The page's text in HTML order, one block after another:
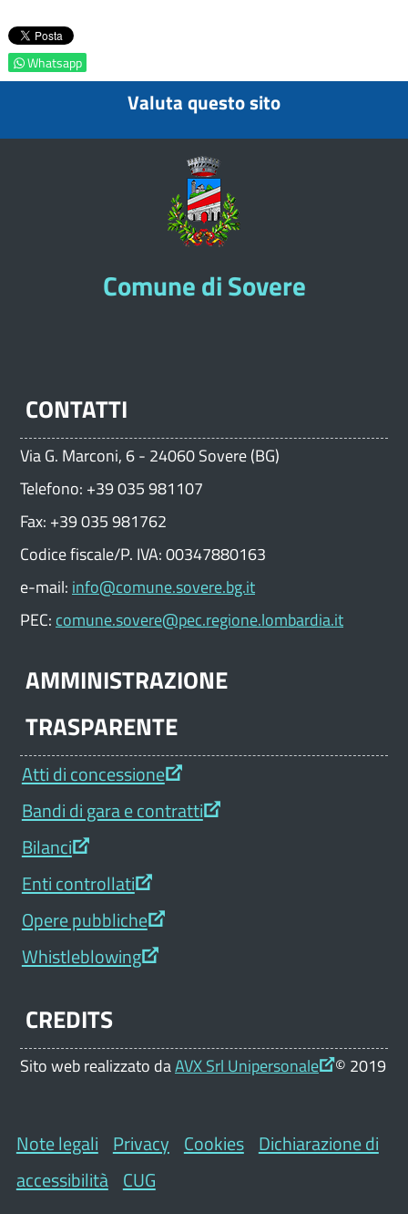
Whatsapp
Valuta questo sito
Comune di Sovere
CONTATTI
Via G. Marconi, 6 - 24060 Sovere (BG)
Telefono: +39 035 981107
Fax: +39 035 981762
Codice fiscale/P. IVA: 00347880163
e-mail: info@comune.sovere.bg.it
PEC: comune.sovere@pec.regione.lombardia.it
AMMINISTRAZIONE
TRASPARENTE
Atti di concessione
Bandi di gara e contratti
Bilanci
Enti controllati
Opere pubbliche
Whistleblowing
CREDITS
Sito web realizzato daAVX Srl Unipersonale © 2019
Note legali Privacy Cookies Dichiarazione di
accessibilità CUG